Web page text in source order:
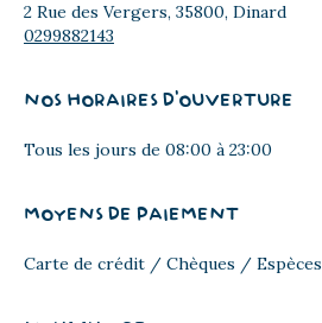
2 Rue des Vergers, 35800, Dinard
0299882143
NOS HORAIRES D'OUVERTURE
Tous les jours de 08:00 à 23:00
MOYENS DE PAIEMENT
Carte de crédit / Chèques / Espèces